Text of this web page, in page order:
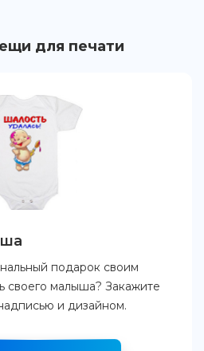
для печати
подарок своим
своего малыша? Закажите
и дизайном.